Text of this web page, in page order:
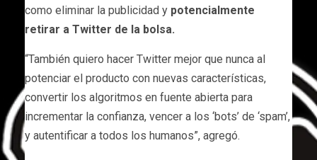
como eliminar la publicidad y potencialmente
retirar a Twitter de la bolsa.
“También quiero hacer Twitter mejor que nunca al
potenciar el producto con nuevas características,
convertir los algoritmos en fuente abierta para
incrementar la confianza, vencer a los ‘bots’ de ‘spam’,
y autentificar a todos los humanos”, agregó.